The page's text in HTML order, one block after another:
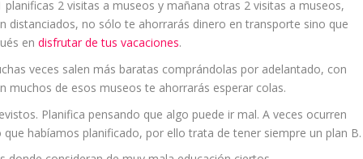
2 visitas a museos y mañana otras 2 visitas a museos,
distanciados, no sólo te ahorrarás dinero en transporte sino que
endisfrutar de tus vacaciones.
veces salen más baratas comprándolas por adelantado, con
muchos de esos museos te ahorrarás esperar colas.
Planifica pensando que algo puede ir mal. A veces ocurren
habíamos planificado, por ello trata de tener siempre un plan B.